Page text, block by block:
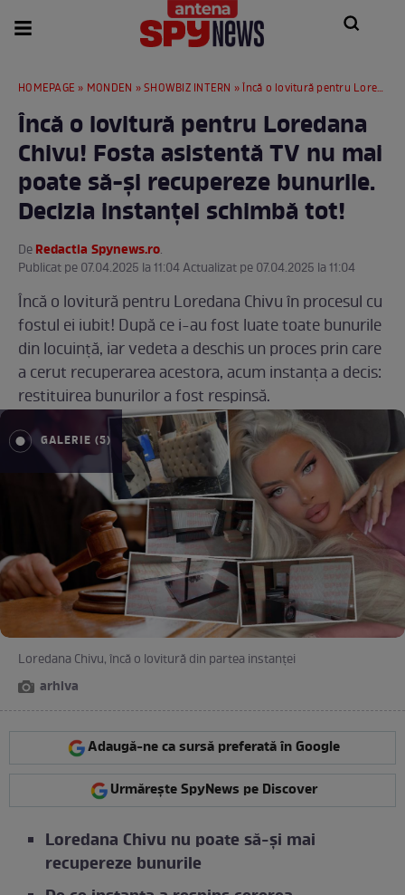
HOMEPAGE » MONDEN »SHOWBIZ INTERN » Încă o lovitură pentru Loredana Chivu! Fosta asistentă TV nu mai poate să-și recupereze bunurile. Decizia instanței schimbă tot!
Încă o lovitură pentru Loredana
Chivu! Fosta asistentă TV nu mai
poate să-și recupereze bunurile.
Decizia instanței schimbă tot!
DeRedactia Spynews.ro.
Publicat pe 07.04.2025 la 11:04 Actualizat pe 07.04.2025 la 11:04
Încă o lovitură pentru Loredana Chivu în procesul cu
fostul ei iubit! După ce i-au fost luate toate bunurile
din locuință, iar vedeta a deschis un proces prin care
a cerut recuperarea acestora, acum instanța a decis:
restituirea bunurilor a fost respinsă.
GALERIE (5)
Loredana Chivu, încă o lovitură din partea instanței
arhiva
Adaugă-ne ca sursă preferată în Google
Urmărește SpyNews pe Discover
Loredana Chivu nu poate să-și mai
recupereze bunurile